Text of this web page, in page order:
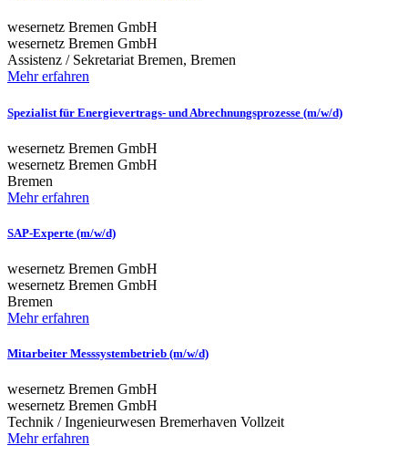
wesernetz Bremen GmbH
wesernetz Bremen GmbH
Assistenz / Sekretariat Bremen, Bremen
Mehr erfahren
Spezialist für Energievertrags- und Abrechnungsprozesse (m/w/d)
wesernetz Bremen GmbH
wesernetz Bremen GmbH
Bremen
Mehr erfahren
SAP-Experte (m/w/d)
wesernetz Bremen GmbH
wesernetz Bremen GmbH
Bremen
Mehr erfahren
Mitarbeiter Messsystembetrieb (m/w/d)
wesernetz Bremen GmbH
wesernetz Bremen GmbH
Technik / Ingenieurwesen Bremerhaven Vollzeit
Mehr erfahren